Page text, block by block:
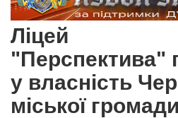
Ліцей
"Перспектива"
у власність
міської громади